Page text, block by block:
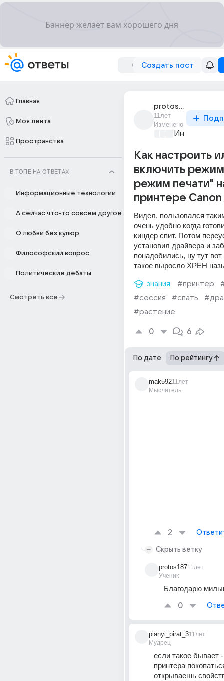
Создать пост
Главная
Моя лента
Пространства
В ТОПЕ НА ОТВЕТАХ
Информационные технологии
А сейчас что-то совсем другое
О любви без купюр
Философский вопрос
Политические дебаты
Смотреть все
protos187
11лет
Изменено
Как настроить
включить
режим печати"
принтере Canon
Видел, пользовался
очень удобно когда
киндер спит. Потом
установил драйвера и
понадобились, ну тут вот
такое выросло ХРЕН
знания #принтер
#сессия
#спать
#растение
0 6
По дате По рейтингу
mak592
Мыслитель
11лет
2
Скрыть ветку
protos187
Ученик
11лет
Благодарю
0
pianyi_pirat_3
Мудрец
11лет
если такое бывает
принтера
открываешь